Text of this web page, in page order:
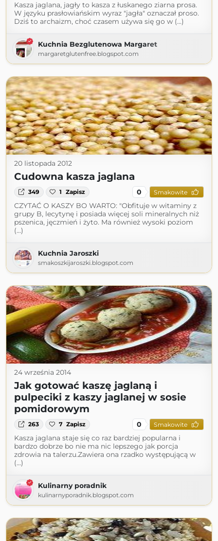
Kasza jaglana, jagły to kasza z łuskanego ziarna prosa.
W języku prasłowiańskim wyraz "jagła" oznaczał proso.
Dziś to archaizm, choć czasem używa się go w (...)
Kuchnia Bezglutenowa Margaret
margaretglutenfree.blogspot.com
20 listopada 2012
Cudowna kasza jaglana
349 1 Zapisz 0 Smakowite
CZYTAĆ O KASZY BO WARTO: "Obfituje w witaminy z
grupy B, lecytynę i posiada więcej soli mineralnych niż
pszenica, jęczmień i żyto. Ma również wysoki poziom
(...)
Kuchnia Jaroszki
smakoszkijaroszki.blogspot.com
24 września 2014
Jak gotować kaszę jaglaną i
pulpeciki z kaszy jaglanej w sosie
pomidorowym
263 7 Zapisz 0 Smakowite
Kasza jaglana staje się co raz bardziej popularna i
bardzo dobrze bo nie ma nic lepszego jak porcja
zdrowia na talerzu.Zawiera ona rzadko występującą w
(...)
Kulinarny poradnik
kulinarnyporadnik.blogspot.com